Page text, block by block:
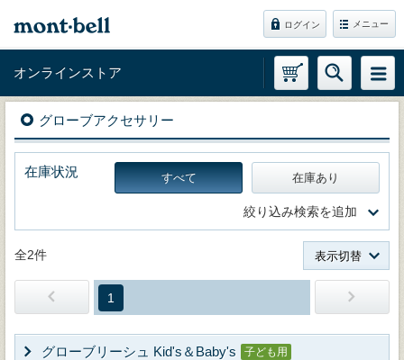
ログイン メニュー
オンラインストア
グローブアクセサリー
在庫状況 すべて 在庫あり
絞り込み検索を追加
全2件 表示切替
1
グローブリーシュ Kid's＆Baby's 子ども用